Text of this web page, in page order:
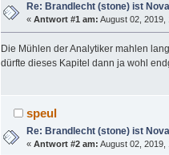
Re: Brandlecht (stone) ist
«Antwort #1 am: August 02, 2019,
Die Mühlen der Analytiker mahlen
dürfte dieses Kapitel dann ja wohl
speul
Re: Brandlecht (stone) ist
«Antwort #2 am: August 02, 2019,